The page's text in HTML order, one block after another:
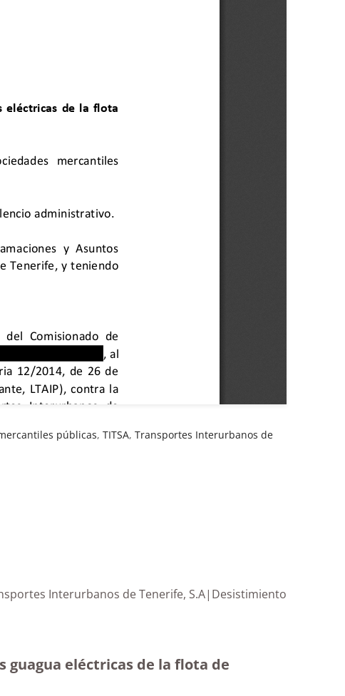
públicas,TITSA,Transportes Interurbanos de
Interurbanos de Tenerife, S.A|Desistimiento
eléctricas de la flota de